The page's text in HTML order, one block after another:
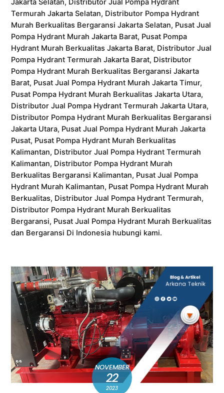
Jakarta Selatan, Distributor Jual Pompa Hydrant
Termurah Jakarta Selatan, Distributor Pompa Hydrant
Murah Berkualitas Bergaransi Jakarta Selatan, Pusat Jual
Pompa Hydrant Murah Jakarta Barat, Pusat Pompa
Hydrant Murah Berkualitas Jakarta Barat, Distributor Jual
Pompa Hydrant Termurah Jakarta Barat, Distributor
Pompa Hydrant Murah Berkualitas Bergaransi Jakarta
Barat, Pusat Jual Pompa Hydrant Murah Jakarta Timur,
Pusat Pompa Hydrant Murah Berkualitas Jakarta Utara,
Distributor Jual Pompa Hydrant Termurah Jakarta Utara,
Distributor Pompa Hydrant Murah Berkualitas Bergaransi
Jakarta Utara, Pusat Jual Pompa Hydrant Murah Jakarta
Pusat, Pusat Pompa Hydrant Murah Berkualitas
Kalimantan, Distributor Jual Pompa Hydrant Termurah
Kalimantan, Distributor Pompa Hydrant Murah
Berkualitas Bergaransi Kalimantan, Pusat Jual Pompa
Hydrant Murah Kalimantan, Pusat Pompa Hydrant Murah
Berkualitas, Distributor Jual Pompa Hydrant Termurah,
Distributor Pompa Hydrant Murah Berkualitas
Bergaransi, Pusat Jual Pompa Hydrant Murah Berkualitas
dan Bergaransi Di Indonesia hubungi kami.
NOVEMBER
22
2023